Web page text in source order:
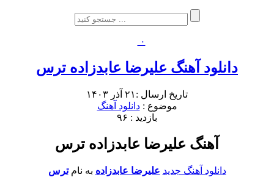
۰
دانلود آهنگ علیرضا عابدزاده ترس
تاریخ ارسال :۲۱ آذر ۱۴۰۳
موضوع :دانلود آهنگ
بازدید : ۹۶
آهنگ علیرضا عابدزاده ترس
دانلود آهنگ جدید علیرضا عابدزاده به نامترس